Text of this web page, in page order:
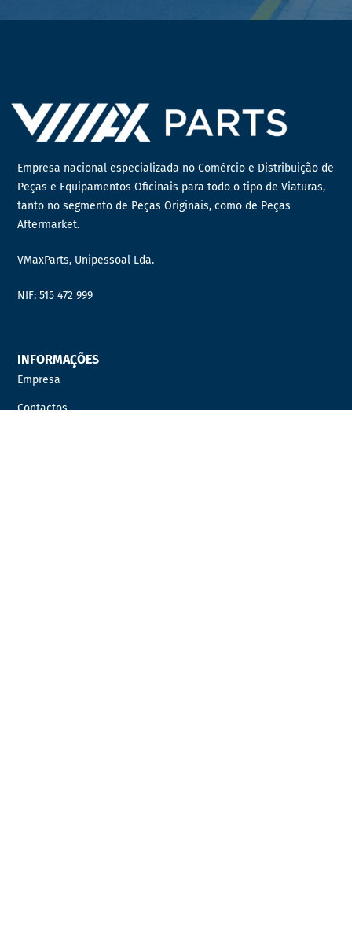
Empresa nacional especializada no Comércio e Distribuição de
Peças e Equipamentos Oficinais para todo o tipo de Viaturas,
tanto no segmento de Peças Originais, como de Peças
Aftermarket.
VMaxParts, Unipessoal Lda.
NIF: 515 472 999
INFORMAÇÕES
Empresa
Contactos